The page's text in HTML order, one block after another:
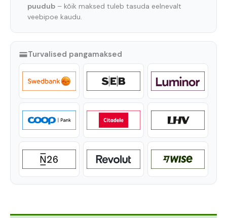
puudub– kõik maksed tuleb tasuda eelnevalt
veebipoe kaudu.
Turvalised pangamaksed